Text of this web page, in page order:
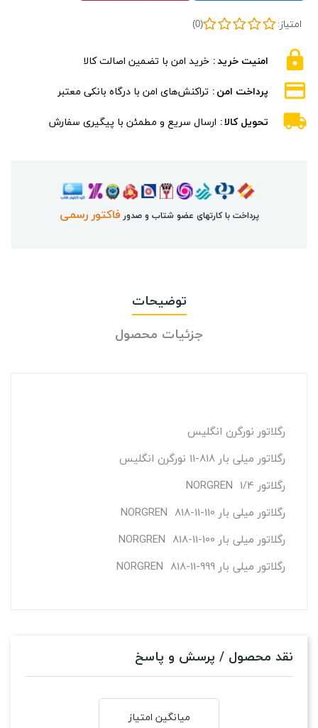
امتیاز: (0)
امنیت خرید خرید امن با تضمین اصالت کالا
پرداخت امن تراکنش‌های امن با درگاه بانکی معتبر
تحویل کالا ارسال سریع و مطمئن با پیگیری سفارش
پرداخت با کارتهای عضو شتاب و صدور فاکتور رسمی
توضیحات
جزئیات محصول
رگلاتور نورگرن انگلیس
رگلاتور میلی بار 818-11 نورگرن انگلیس
رگلاتور 1/4 NORGREN
رگلاتور میلی بار 110-11-818 NORGREN
رگلاتور میلی بار 100-11-818 NORGREN
رگلاتور میلی بار 999-11-818 NORGREN
نقد محصول / پرسش و پاسخ
میانگین امتیاز